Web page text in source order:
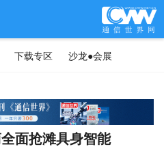
下载专区 沙龙●会展
面抢滩具身智能